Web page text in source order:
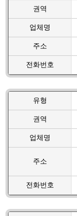
권역
업체명
주소
전화번호
유형
권역
업체명
주소
전화번호